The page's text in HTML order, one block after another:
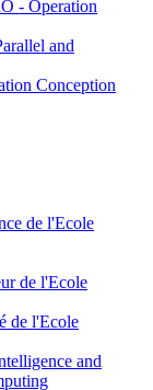
- Operation
and
Conception
de l'Ecole
de l'Ecole
de l'Ecole
and